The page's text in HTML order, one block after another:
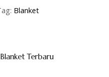
Blanket
Terbaru